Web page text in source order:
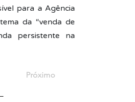
para a Agência
da “venda de
persistente na
Próximo